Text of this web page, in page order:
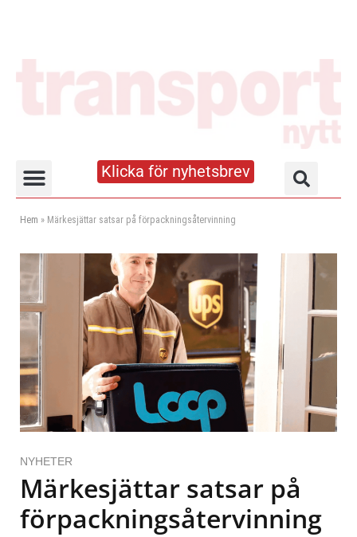
Klicka för nyhetsbrev
Hem » Märkesjättar satsar på förpackningsåtervinning
NYHETER
Märkesjättar satsar på
förpackningsåtervinning